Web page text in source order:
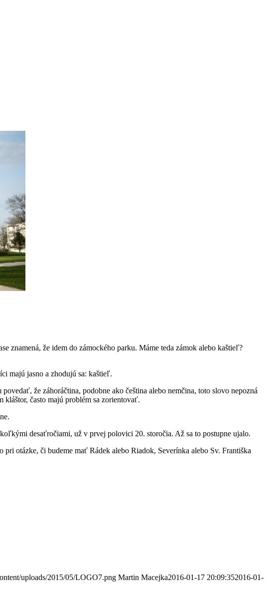
znamená, že idem do zámockého parku. Máme teda zámok alebo kaštieľ?
majú jasno a zhodujú sa: kaštieľ.
že záhoráčtina, podobne ako čeština alebo nemčina, toto slovo nepozná
často majú problém sa zorientovať.
desaťročiami, už v prvej polovici 20. storočia. Až sa to postupne ujalo.
pri otázke, či budeme mať Rádek alebo Riadok, Severínka alebo Sv. Františka
uploads/2015/05/LOGO7.png Martin Macejka2016-01-17 20:09:352016-01-